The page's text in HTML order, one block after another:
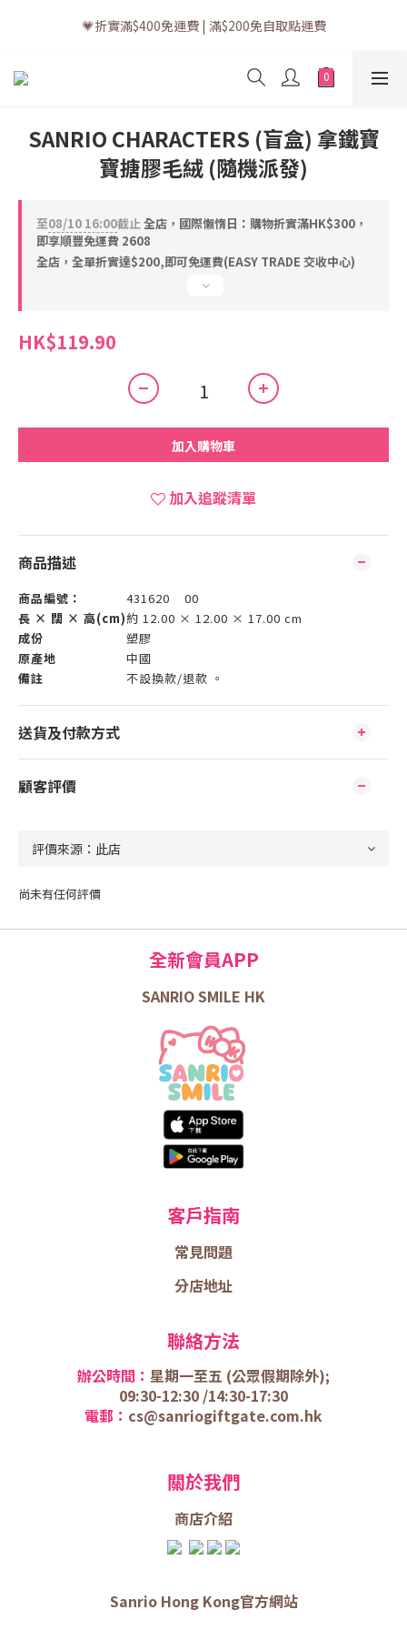
💗訂單一般送貨時間為3至5個工作天 (星期六、日及公眾假期並非
工作天)
💗折實滿$400免運費 | 滿$200免自取點運費
💗立即下載全新會員APP享有專屬會員禮遇
工作天)
SANRIO CHARACTERS (盲盒) 拿鐵寶
寶搪膠毛絨 (隨機派發)
至08/10 16:00截止全店，國際懶惰日：購物折實滿HK$300，
即享順豐免運費 2608
全店，全單折實達$200,即可免運費(EASY TRADE 交收中心)
HK$119.90
加入購物車
加入追蹤清單
商品描述
商品編號：
431620 00
長 × 闊 × 高(cm)約 12.00 × 12.00 × 17.00 cm
成份
塑膠
原產地
中國
備註
不設換款/退款 。
送貨及付款方式
顧客評價
尚未有任何評價
全新會員APP
SANRIO SMILE HK
客戶指南
常見問題
分店地址
聯絡方法
辦公時間： 星期一至五 (公眾假期除外);
09:30-12:30 /14:30-17:30
電郵： cs@sanriogiftgate.com.hk
關於我們
商店介紹
Sanrio Hong Kong官方網站